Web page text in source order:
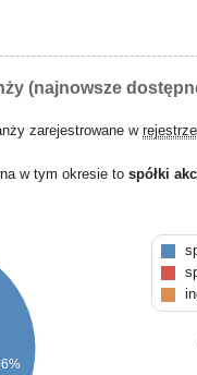
(najnowsze
zarejestrowane w
w tym okresie to spółki